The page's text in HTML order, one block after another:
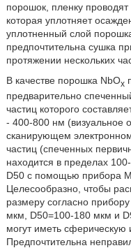
порошок, пленку проводят
которая уплотняет
уплотненный слой
предпочтительна сушка
протяжении нескольких
В качестве порошка NbOx
предварительно
частиц которого
- 400-800 нм (визуальное
сканирующем
частиц (спеченных
находится в пределах
D50 с помощью прибора
Целесообразно, чтобы
размеру согласно
мкм, D50=100-180 мкм и
могут иметь
Предпочтительна